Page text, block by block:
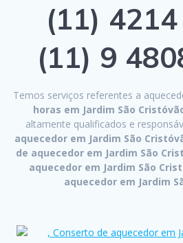
(11)
(11) 9
Temos serviços referentes a
horas em Jardim São
altamente qualificados e
aquecedor em Jardim São
de aquecedor em Jardim São
aquecedor em Jardim São
aquecedor em Jardim